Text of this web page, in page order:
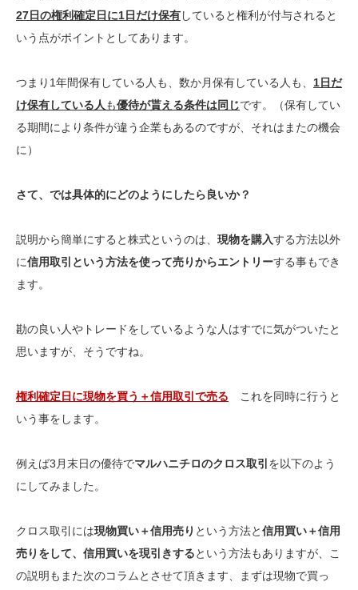
27日の権利確定日に1日だけ保有していると権利が付与されると
いう点がポイントとしてあります。
つまり1年間保有している人も、数か月保有している人も、 1日だ
け保有している人 も優待が貰える条件は同じです。（保有してい
る期間により条件が違う企業もあるのですが、それはまたの機会
に）
さて、では具体的にどのようにしたら良いか？
説明から簡単にすると株式というのは、 現物を購入する方法以外
に信用取引という方法を使って売りからエントリーする事もでき
ます。
勘の良い人やトレードをしているような人はすでに気がついたと
思いますが、そうですね。
権利確定日に現物を買う＋信用取引で売る これを同時に行うと
いう事をします。
例えば3月末日の優待でマルハニチロのクロス取引を以下のよう
にしてみました。
クロス取引には現物買い＋信用売り という方法と信用買い＋信用
売りをして、信用買いを現引きするという方法もありますが、こ
の説明もまた次のコラムとさせて頂きます、まずは現物で買っ